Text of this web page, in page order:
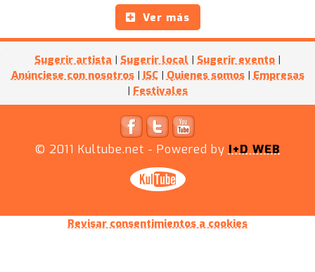
Ver más
Sugerir artista | Sugerir local | Sugerir evento |
Anúnciese con nosotros | ISC | Quienes somos | Empresas
| Festivales
© 2011 Kultube.net - Powered by I+D WEB
Revisar consentimientos a cookies